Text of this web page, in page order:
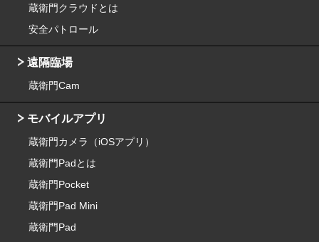
蔵衛門クラウドとは
安全パトロール
遠隔臨場
蔵衛門Cam
モバイルアプリ
蔵衛門カメラ（iOSアプリ）
蔵衛門Padとは
蔵衛門Pocket
蔵衛門Pad Mini
蔵衛門Pad